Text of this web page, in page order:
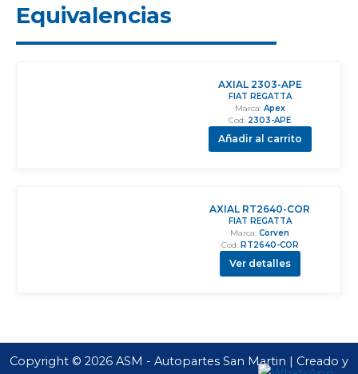
Equivalencias
AXIAL 2303-APE
FIAT REGATTA
Marca: Apex
Cod: 2303-APE
Añadir al carrito
AXIAL RT2640-COR
FIAT REGATTA
Marca: Corven
Cod: RT2640-COR
Ver detalles
Copyright © 2026 ASM - Autopartes San Martin | Creado y